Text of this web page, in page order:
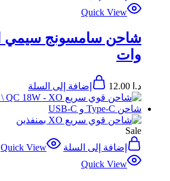
Quick View
وات
د.ا إضافة إلى السلة
Sale
إضافة إلى السلة
Quick View
Quick View